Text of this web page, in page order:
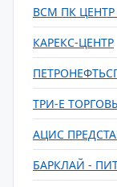
ВСМ ПК
КАРЕКС-ЦЕНТР
ТРИ-Е
АЦИС
БАРКЛАЙ -